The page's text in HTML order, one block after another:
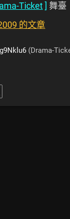
Ticket] 舞臺
的文章
(Drama-